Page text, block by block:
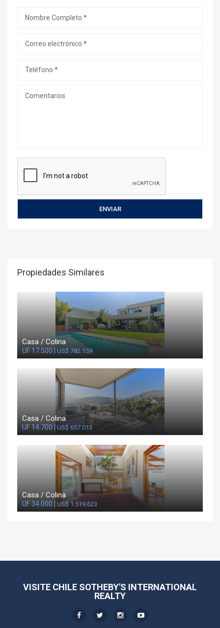
Propiedades Similares
Casa / Colina
UF 17.500 | US$ 782.159
Casa / Colina
UF 14.700 | US$ 657.013
Casa / Colina
UF 34.000 | US$ 1.519.623
VISITE CHILE SOTHEBY'S INTERNATIONAL
REALTY